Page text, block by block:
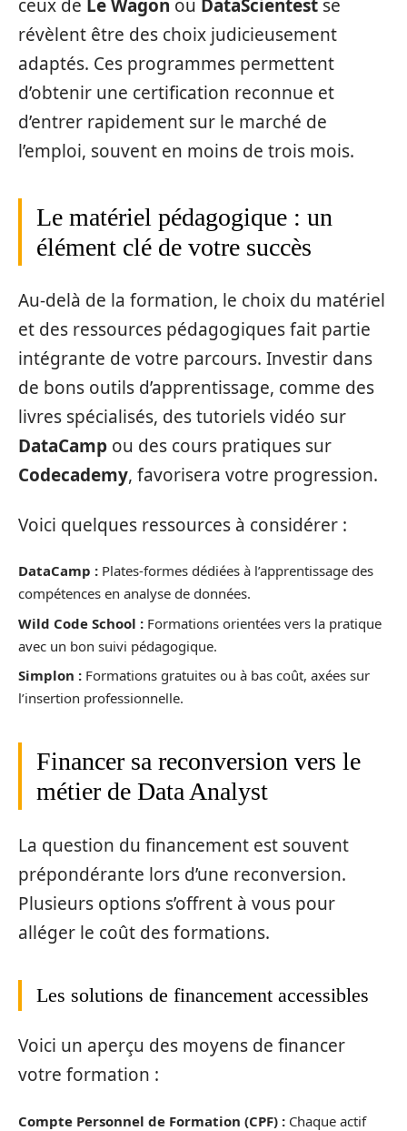
ceux de Le Wagon ou DataScientest se
révèlent être des choix judicieusement
adaptés. Ces programmes permettent
d’obtenir une certification reconnue et
d’entrer rapidement sur le marché de
l’emploi, souvent en moins de trois mois.
Le matériel pédagogique : un
élément clé de votre succès
Au-delà de la formation, le choix du matériel
et des ressources pédagogiques fait partie
intégrante de votre parcours. Investir dans
de bons outils d’apprentissage, comme des
livres spécialisés, des tutoriels vidéo sur
DataCamp ou des cours pratiques sur
Codecademy, favorisera votre progression.
Voici quelques ressources à considérer :
DataCamp : Plates-formes dédiées à l’apprentissage des
compétences en analyse de données.
Wild Code School : Formations orientées vers la pratique
avec un bon suivi pédagogique.
Simplon : Formations gratuites ou à bas coût, axées sur
l’insertion professionnelle.
Financer sa reconversion vers le
métier de Data Analyst
La question du financement est souvent
prépondérante lors d’une reconversion.
Plusieurs options s’offrent à vous pour
alléger le coût des formations.
Les solutions de financement accessibles
Voici un aperçu des moyens de financer
votre formation :
Compte Personnel de Formation (CPF) : Chaque actif